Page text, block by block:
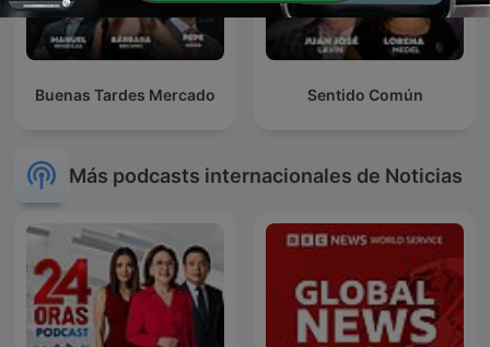
Buenas Tardes Mercado Sentido Común
Más podcasts internacionales de Noticias